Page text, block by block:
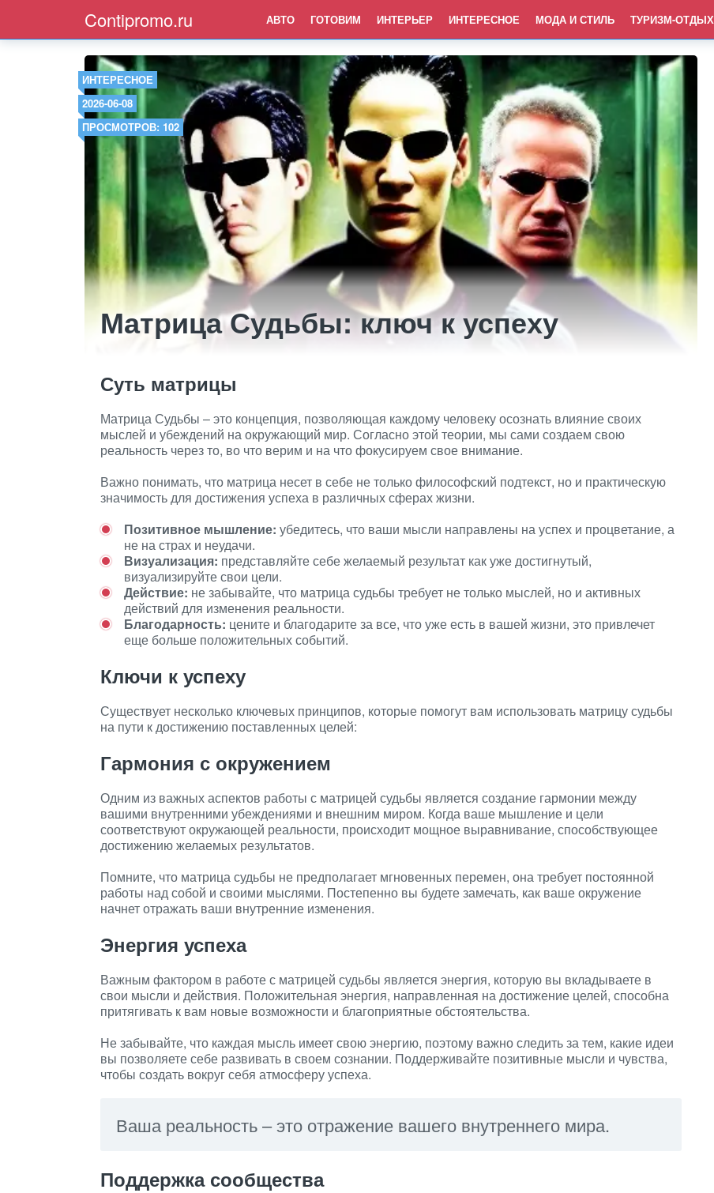
Contipromo.ru АВТО ГОТОВИМ ИНТЕРЬЕР ИНТЕРЕСНОЕ МОДА И СТИЛЬ ТУРИЗМ-ОТДЫХ
ИНТЕРЕСНОЕ
2026-06-08
ПРОСМОТРОВ: 102
Матрица Судьбы: ключ к успеху
Суть матрицы
Матрица Судьбы – это концепция, позволяющая каждому человеку осознать влияние своих
мыслей и убеждений на окружающий мир. Согласно этой теории, мы сами создаем свою
реальность через то, во что верим и на что фокусируем свое внимание.
Важно понимать, что матрица несет в себе не только философский подтекст, но и практическую
значимость для достижения успеха в различных сферах жизни.
Позитивное мышление: убедитесь, что ваши мысли направлены на успех и процветание, а
не на страх и неудачи.
Визуализация: представляйте себе желаемый результат как уже достигнутый,
визуализируйте свои цели.
Действие: не забывайте, что матрица судьбы требует не только мыслей, но и активных
действий для изменения реальности.
Благодарность: цените и благодарите за все, что уже есть в вашей жизни, это привлечет
еще больше положительных событий.
Ключи к успеху
Существует несколько ключевых принципов, которые помогут вам использовать матрицу судьбы
на пути к достижению поставленных целей:
Гармония с окружением
Одним из важных аспектов работы с матрицей судьбы является создание гармонии между
вашими внутренними убеждениями и внешним миром. Когда ваше мышление и цели
соответствуют окружающей реальности, происходит мощное выравнивание, способствующее
достижению желаемых результатов.
Помните, что матрица судьбы не предполагает мгновенных перемен, она требует постоянной
работы над собой и своими мыслями. Постепенно вы будете замечать, как ваше окружение
начнет отражать ваши внутренние изменения.
Энергия успеха
Важным фактором в работе с матрицей судьбы является энергия, которую вы вкладываете в
свои мысли и действия. Положительная энергия, направленная на достижение целей, способна
притягивать к вам новые возможности и благоприятные обстоятельства.
Не забывайте, что каждая мысль имеет свою энергию, поэтому важно следить за тем, какие идеи
вы позволяете себе развивать в своем сознании. Поддерживайте позитивные мысли и чувства,
чтобы создать вокруг себя атмосферу успеха.
Ваша реальность – это отражение вашего внутреннего мира.
Поддержка сообщества